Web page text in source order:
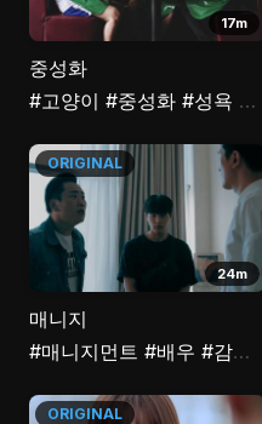
17m
중성화
#고양이 #중성화 #성욕 #
24m
ORIGINAL
매니지
#매니지먼트 #배우 #감독
ORIGINAL